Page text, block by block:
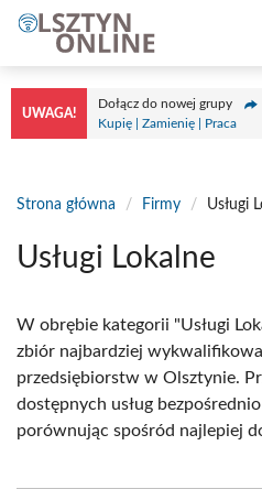
Przejdź
treści
UWAGA!
Dołącz do nowej grupy
Kupię | Zamienię | Praca
Strona główna / Firmy / Usługi
Usługi Lokalne
W obrębie kategorii "Usługi
zbiór najbardziej
przedsiębiorstw w Olsztynie.
dostępnych usług
porównując spośród najlepiej